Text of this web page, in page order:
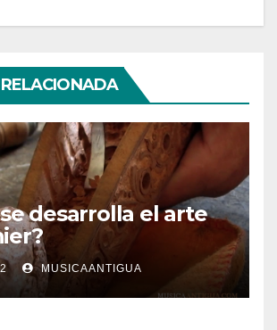
desarrolla el arte
MUSICAANTIGUA